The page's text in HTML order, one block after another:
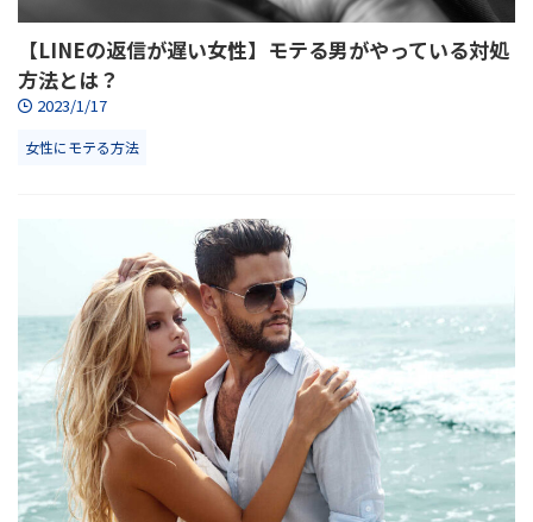
【LINEの返信が遅い女性】モテる男がやっている対処
方法とは？
2023/1/17
女性にモテる方法